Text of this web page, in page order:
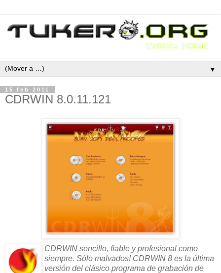
▼
15 feb 2011
CDRWIN 8.0.11.121
CDRWIN sencillo, fiable y profesional como
siempre. Sólo malvados! CDRWIN 8 es la última
versión del clásico programa de grabación de